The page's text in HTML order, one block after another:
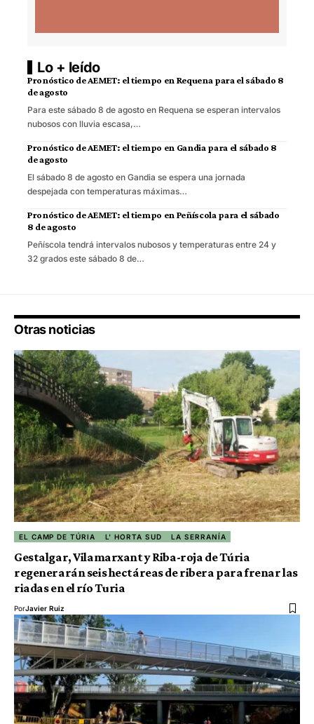
Lo + leído
Pronóstico de AEMET: el tiempo en Requena para el sábado 8
de agosto
Para este sábado 8 de agosto en Requena se esperan intervalos
nubosos con lluvia escasa,…
Pronóstico de AEMET: el tiempo en Gandia para el sábado 8
de agosto
El sábado 8 de agosto en Gandia se espera una jornada
despejada con temperaturas máximas…
Pronóstico de AEMET: el tiempo en Peñíscola para el sábado
8 de agosto
Peñíscola tendrá intervalos nubosos y temperaturas entre 24 y
32 grados este sábado 8 de…
Otras noticias
EL CAMP DE TÚRIA L' HORTA SUD LA SERRANÍA
Gestalgar, Vilamarxant y Riba-roja de Túria
regenerarán seis hectáreas de ribera para frenar las
riadas en el río Turia
PorJavier Ruiz